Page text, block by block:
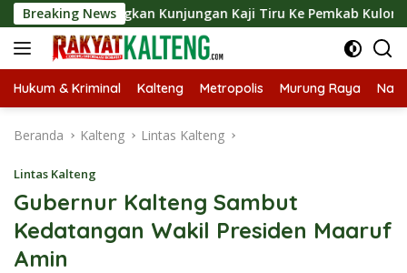
Langsung
ke
konten
Breaking NewsKunjungan Kaji Tiru Ke Pemkab Kulon Progo
Hukum & Kriminal Kalteng Metropolis Murung Raya
Beranda Kalteng Lintas Kalteng
Lintas Kalteng
Gubernur Kalteng Sambut
Kedatangan Wakil Presiden Maaruf
Amin